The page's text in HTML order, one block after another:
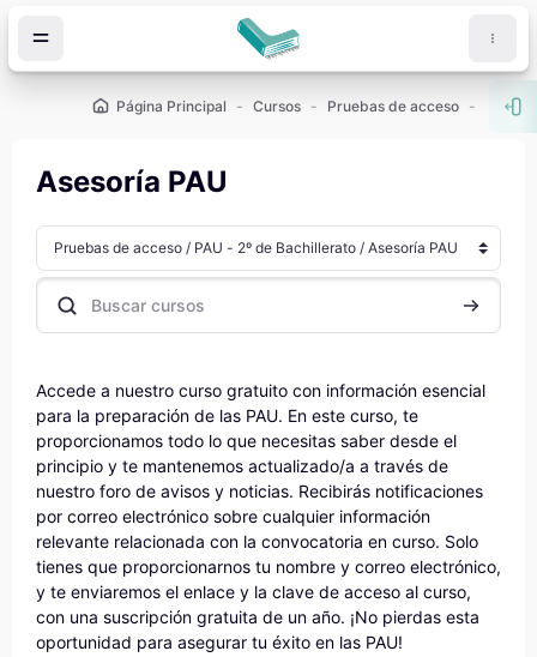
Página Principal Cursos Pruebas de acceso PAU -
Asesoría PAU
Categorías
Buscar cursos Buscar
Accede a nuestro curso gratuito con información esencial
para la preparación de las PAU. En este curso, te
proporcionamos todo lo que necesitas saber desde el
principio y te mantenemos actualizado/a a través de
nuestro foro de avisos y noticias. Recibirás notificaciones
por correo electrónico sobre cualquier información
relevante relacionada con la convocatoria en curso. Solo
tienes que proporcionarnos tu nombre y correo electrónico,
y te enviaremos el enlace y la clave de acceso al curso,
con una suscripción gratuita de un año. ¡No pierdas esta
oportunidad para asegurar tu éxito en las PAU!